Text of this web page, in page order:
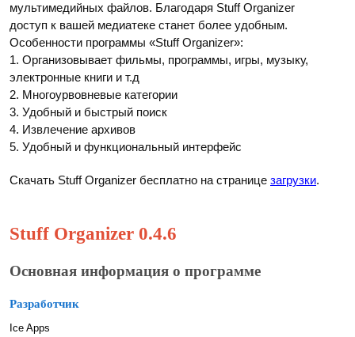
мультимедийных файлов. Благодаря Stuff Organizer
доступ к вашей медиатеке станет более удобным.
Особенности программы «Stuff Organizer»:
1. Организовывает фильмы, программы, игры, музыку,
электронные книги и т.д
2. Многоурвовневые категории
3. Удобный и быстрый поиск
4. Извлечение архивов
5. Удобный и функциональный интерфейс
Скачать Stuff Organizer бесплатно на странице загрузки.
Stuff Organizer 0.4.6
Основная информация о программе
Разработчик
Ice Apps